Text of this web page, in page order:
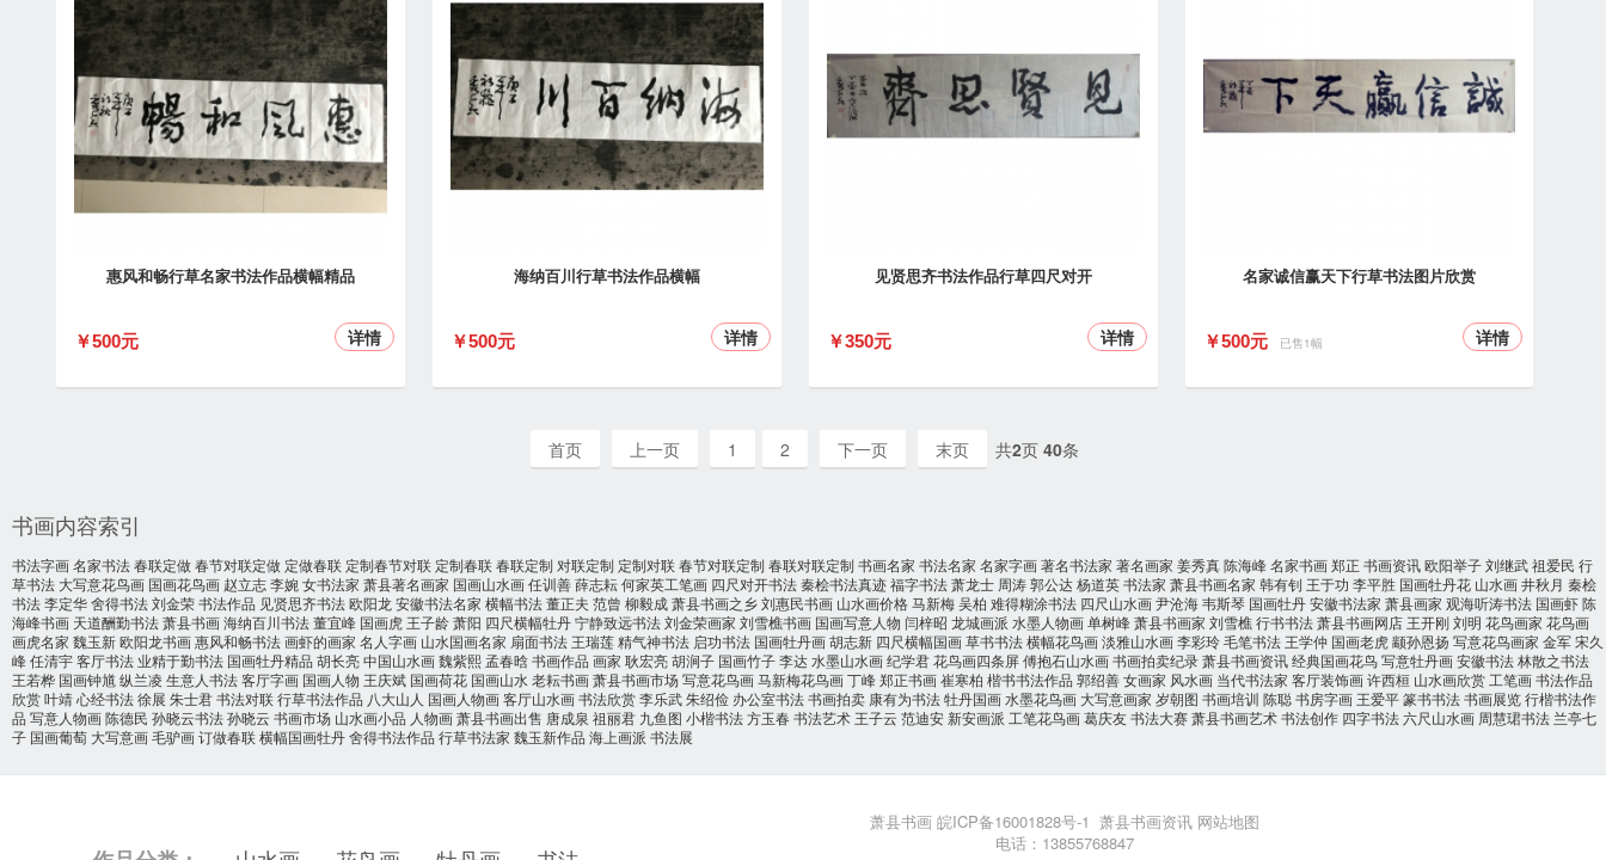
惠风和畅行草名家书法作品横幅精品
￥500元 详情
海纳百川行草书法作品横幅
￥500元 详情
见贤思齐书法作品行草四尺对开
￥350元 详情
名家诚信赢天下行草书法图片欣赏
￥500元 已售1幅 详情
首页 上一页 1 2 下一页 末页 共2页 40条
书画内容索引
书法字画名家书法春联定做春节对联定做 定做春联 定制春节对联 定制春联春联定制 对联定制 定制对联春节对联定制 春联对联定制 书画名家 书法名家 名家字画著名书法家 著名画家 姜秀真陈海峰名家书画郑正 书画资讯欧阳举子刘继武祖爱民 行
草书法 大写意花鸟画 国画花鸟画 赵立志李婉 女书法家 萧县著名画家 国画山水画任训善薛志耘何家英工笔画 四尺对开书法秦桧书法真迹福字书法萧龙士 周涛郭公达杨道英书法家 萧县书画名家 韩有钊 王于功 李平胜 国画牡丹花 山水画井秋月 秦桧
书法李定华舍得书法刘金荣书法作品 见贤思齐书法欧阳龙安徽书法名家 横幅书法董正夫 范曾 柳毅成萧县书画之乡刘惠民书画 山水画价格马新梅吴柏 难得糊涂书法 四尺山水画尹沧海韦斯琴 国画牡丹安徽书法家 萧县画家 观海听涛书法 国画虾陈
海峰书画 天道酬勤书法萧县书画海纳百川书法董宜峰 国画虎 王子龄萧阳 四尺横幅牡丹宁静致远书法刘金荣画家 刘雪樵书画 国画写意人物 闫梓昭 龙城画派 水墨人物画单树峰萧县书画家 刘雪樵行书书法萧县书画网店 王开刚刘明 花鸟画家 花鸟画
画虎名家 魏玉新欧阳龙书画惠风和畅书法画虾的画家 名人字画 山水国画名家 扇面书法 王瑞莲精气神书法 启功书法 国画牡丹画胡志新 四尺横幅国画草书书法横幅花鸟画淡雅山水画李彩玲毛笔书法 王学仲 国画老虎颛孙恩扬 写意花鸟画家 金军宋久
峰任清宇客厅书法业精于勤书法 国画牡丹精品 胡长亮中国山水画魏紫熙孟春晗书画作品 画家 耿宏亮胡涧子 国画竹子李达水墨山水画纪学君花鸟画四条屏傅抱石山水画书画拍卖纪录萧县书画资讯经典国画花鸟写意牡丹画安徽书法林散之书法
王若桦 国画钟馗纵兰凌 生意人书法客厅字画 国画人物 王庆斌 国画荷花 国画山水 老耘书画萧县书画市场 写意花鸟画马新梅花鸟画丁峰郑正书画崔寒柏 楷书书法作品 郭绍善女画家 风水画 当代书法家 客厅装饰画许西桓 山水画欣赏 工笔画书法作品
欣赏叶靖心经书法徐展 朱士君书法对联行草书法作品 八大山人 国画人物画客厅山水画书法欣赏李乐武朱绍俭 办公室书法书画拍卖 康有为书法牡丹国画水墨花鸟画 大写意画家 岁朝图 书画培训 陈聪书房字画 王爱平篆书书法书画展览行楷书法作
品 写意人物画陈德民 孙晓云书法孙晓云 书画市场 山水画小品 人物画萧县书画出售 唐成泉 祖丽君 九鱼图 小楷书法方玉春书法艺术 王子云 范迪安 新安画派 工笔花鸟画葛庆友书法大赛萧县书画艺术书法创作 四字书法六尺山水画 周慧珺书法 兰亭七
子 国画葡萄 大写意画毛驴画订做春联横幅国画牡丹舍得书法作品 行草书法家 魏玉新作品 海上画派 书法展
萧县书画 皖ICP备16001828号-1 萧县书画资讯 网站地图
电话： 13855768847